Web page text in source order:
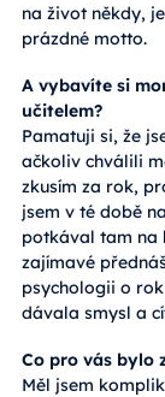
na život někdy,
prázdné motto.
A vybavíte si
učitelem?
Pamatuji si, že
ačkoliv chválili
zkusím za rok,
jsem v té době
potkával tam na
zajímavé
psychologii o
dávala smysl a
Co pro vás bylo
Měl jsem